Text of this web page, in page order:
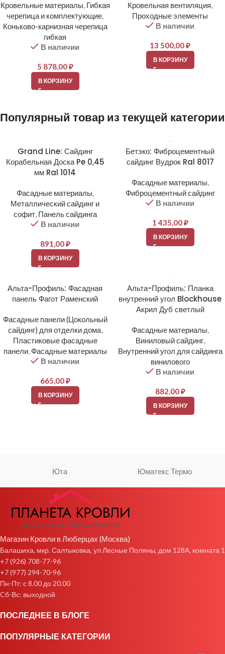
Кровельные материалы, Гибкая
черепица и комплектующие,
Коньково-карнизная черепица
гибкая
В наличии
5 878,00₽
В КОРЗИНУ
Кровельная вентиляция,
Проходные элементы
В наличии
13 500,00₽
В КОРЗИНУ
Популярный товар из текущей категории
Grand Line: Сайдинг
Корабельная Доска Pe 0,45
мм Ral 1014
Фасадные материалы,
Металлический сайдинг и
софит, Панель сайдинга
В наличии
891,00₽
В КОРЗИНУ
Бетэко: Фиброцементный
сайдинг Вудрок Ral 8017
Фасадные материалы,
Фиброцементный сайдинг
В наличии
1 435,00₽
В КОРЗИНУ
Альта-Профиль: Фасадная
панель Фагот Раменский
Фасадные панели (Цокольный
сайдинг) для отделки дома,
Пластиковые фасадные
панели, Фасадные материалы
В наличии
665,00₽
В КОРЗИНУ
Альта-Профиль: Планка
внутренний угол Blockhouse
Акрил Дуб светлый
Фасадные материалы,
Виниловый сайдинг,
Внутренний угол для сайдинга
винилового
В наличии
882,00₽
В КОРЗИНУ
Юта Юматекс Термо
Магазин Кровли в Люберцах (Москва)
Балашиха, мкр. Салтыковка, ул Лесные Поляны, дом 128А, комната 1
+7 (926) 708-77-96
+7 (977) 294-70-96
Пн-Пт: с 8.00 до 20.00
Cб-Вс: выходной
ПОСЛЕДНЕЕ В БЛОГЕ
ПОПУЛЯРНЫЕ КАТЕГОРИИ